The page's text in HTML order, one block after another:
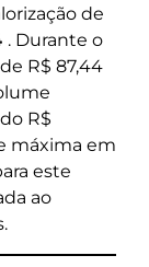
de
. Durante o
R$ 87,44
R$
máxima em
este
ao